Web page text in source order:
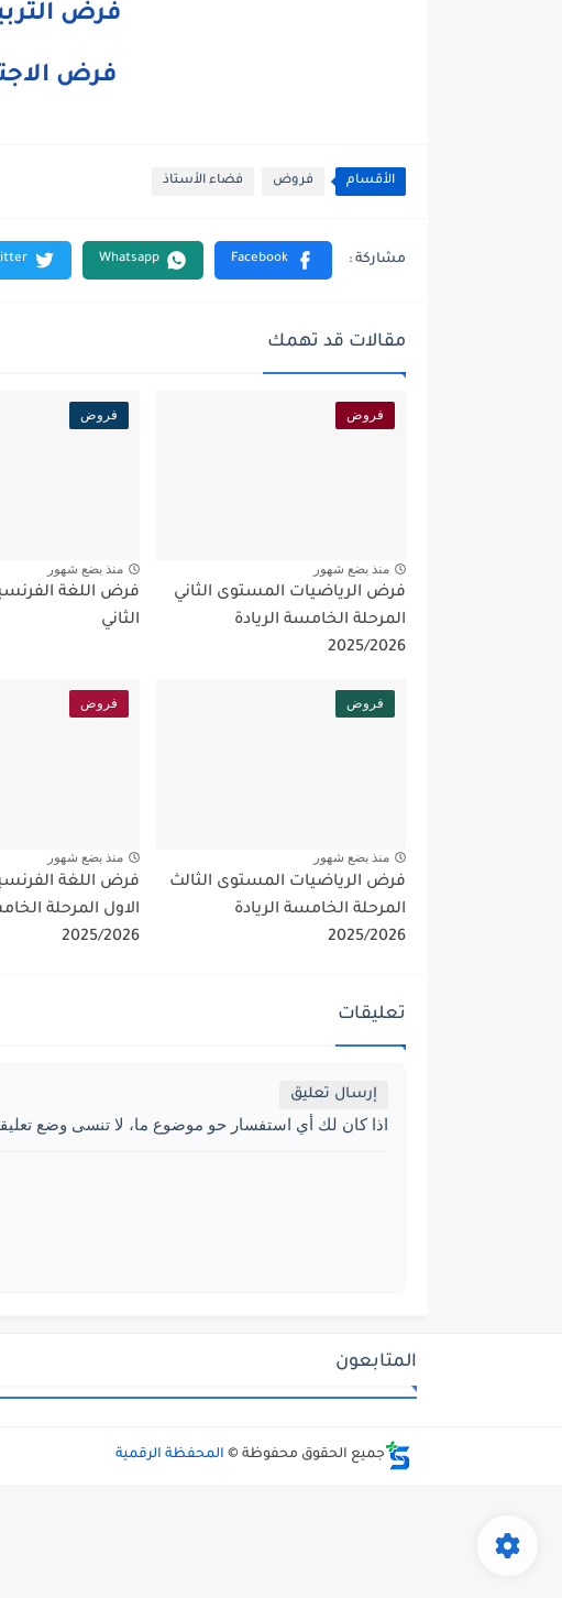
فرض
فرض
الأقسام فروض فضاء الأستاذ
مقالات قد تهمك
فروض
منذ بضع شهور
فرض الرياضيات المستوى الثاني
المرحلة الخامسة الريادة
2025/2026
فروض
منذ بضع شهور
فرض اللغة
الثاني
فروض
منذ بضع شهور
فرض الرياضيات المستوى الثالث
المرحلة الخامسة الريادة
2025/2026
فروض
منذ بضع شهور
فرض اللغة
الاول المرحلة
2025/2026
تعليقات
إرسال تعليق
اذا كان لك أي استفسار حو موضوع ما، لا تنسى وضع
المتابعون
جميع الحقوق محفوظة © المحفظة الرقمية